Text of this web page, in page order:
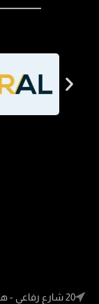
20 شارع رفاعي - هليوبوليس